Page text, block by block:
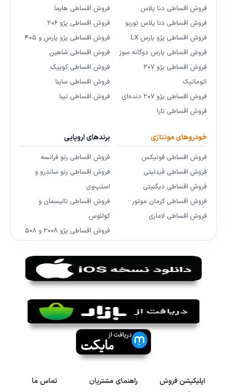
فروش اقساطی دنا پلاس
فروش اقساطی دنا پلاس توربو
فروش اقساطی پژو پارس LX
فروش اقساطی پارس دوگانه سوز
فروش اقساطی پژو ۲۰۷
اتوماتیک
فروش اقساطی پژو ۲۰۷ دنده‌ای
فروش اقساطی تارا
فروش اقساطی هایما
فروش اقساطی پژو ۲۰۶
فروش اقساطی پژو پارس و ۴۰۵
فروش اقساطی شاهین
فروش اقساطی کوییک
فروش اقساطی ساینا
فروش اقساطی تیبا
خودروهای مونتاژی
فروش اقساطی فونیکس
فروش اقساطی فیدلیتی
فروش اقساطی دیگنیتی
فروش اقساطی کرمان موتور
فروش اقساطی لاماری
برندهای اروپایی
فروش اقساطی رنو فرانسه
فروش اقساطی رنو ساندرو و
استپ‌وی
فروش اقساطی تالیسمان و
کولئوس
فروش اقساطی پژو ۲۰۰۸ و ۵۰۸
اپلیکیشن فروش
راهنمای مشتریان تماس ما